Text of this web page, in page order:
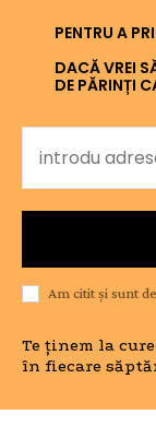
PENTRU A
DACĂ VREI
DE PĂRINȚI
Am citit și sunt
Te ținem la
în fiecare